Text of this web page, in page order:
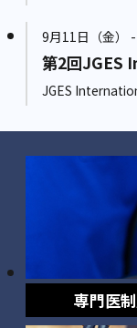
9月11日（金）
第2回JGES
JGES
専門医